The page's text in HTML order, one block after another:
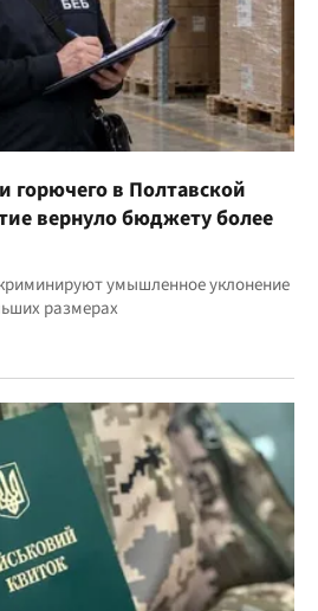
горючего в Полтавской
вернуло бюджету более
умышленное уклонение
размерах